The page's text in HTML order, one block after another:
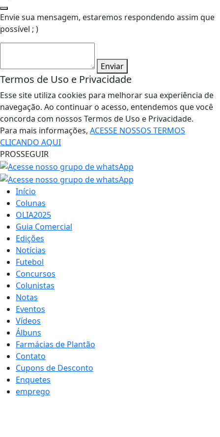
Envie sua mensagem, estaremos respondendo assim que
possível ; )
Enviar
Termos de Uso e Privacidade
Esse site utiliza cookies para melhorar sua experiência de
navegação. Ao continuar o acesso, entendemos que você
concorda com nossos Termos de Uso e Privacidade.
Para mais informações, ACESSE NOSSOS TERMOS
CLICANDO AQUI
PROSSEGUIR
Início
Colunas
OLIA2025
Guia Comercial
Edições
Notícias
Futebol
Concursos
Colunistas
Notas
Eventos
Vídeos
Álbuns
Farmácias de Plantão
Contato
Cupons de Desconto
Enquetes
emprego